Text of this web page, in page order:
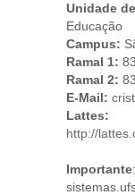
Unidade
Educação
Campus:
Ramal 1:
Ramal 2:
E-Mail:
Lattes:
http://
Importante